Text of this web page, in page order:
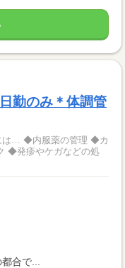
勤のみ＊体調管
◆発疹やケガなどの処
合で...